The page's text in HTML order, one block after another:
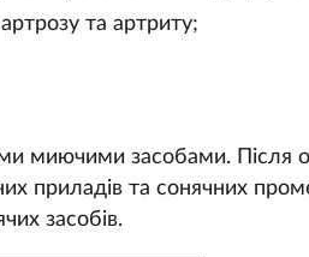
та артриту;
миючими засобами. Після
приладів та сонячних
засобів.